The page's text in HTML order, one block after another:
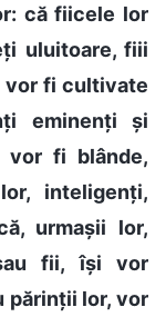
că fiicele lor
uluitoare, fiii
vor fi cultivate
eminenți și
fi blânde,
inteligenți,
urmașii lor,
fii, își vor
părinții lor, vor